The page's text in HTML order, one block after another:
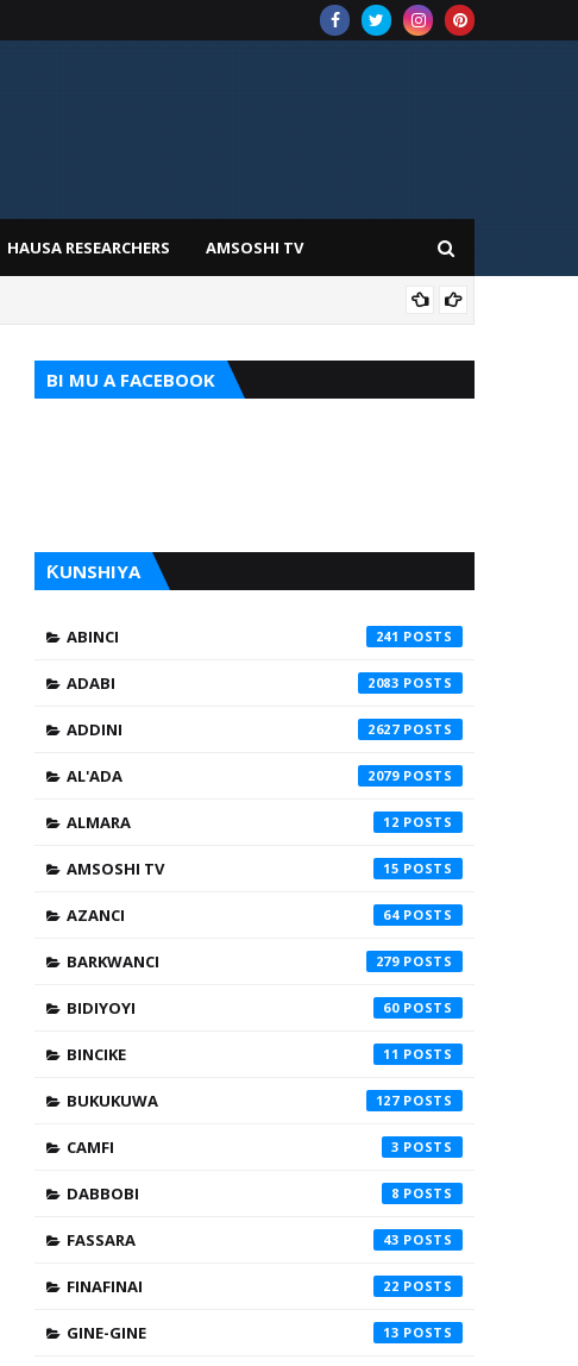
HAUSA RESEARCHERS AMSOSHI TV
BI MU A FACEBOOK
ƘUNSHIYA
ABINCI 241
ADABI 2083
ADDINI 2627
AL'ADA 2079
ALMARA 12
AMSOSHI TV 15
AZANCI 64
BARKWANCI 279
BIDIYOYI 60
BINCIKE 11
BUKUKUWA 127
CAMFI 3
DABBOBI 8
FASSARA 43
FINAFINAI 22
GINE-GINE 13